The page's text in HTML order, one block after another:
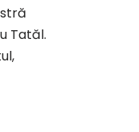
Tatăl.